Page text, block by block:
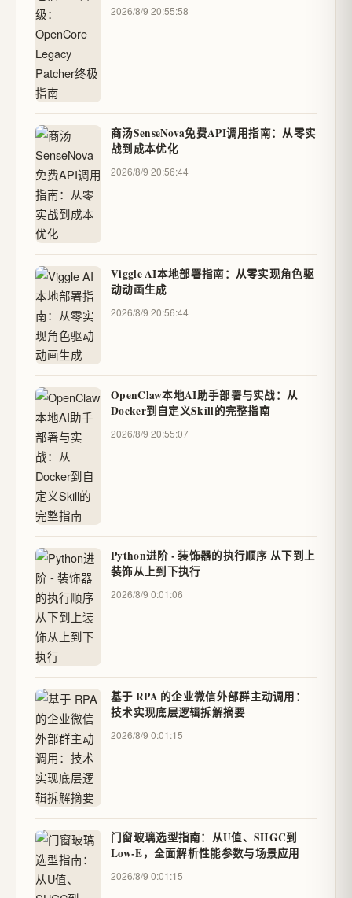
2026/8/9 20:55:58
商汤SenseNova免费API调用指南：从零实
战到成本优化
2026/8/9 20:56:44
Viggle AI本地部署指南：从零实现角色驱
动动画生成
2026/8/9 20:56:44
OpenClaw本地AI助手部署与实战：从
Docker到自定义Skill的完整指南
2026/8/9 20:55:07
Python进阶 - 装饰器的执行顺序 从下到上
装饰从上到下执行
2026/8/9 0:01:06
基于 RPA 的企业微信外部群主动调用：
技术实现底层逻辑拆解摘要
2026/8/9 0:01:15
门窗玻璃选型指南：从U值、SHGC到
Low-E，全面解析性能参数与场景应用
2026/8/9 0:01:15